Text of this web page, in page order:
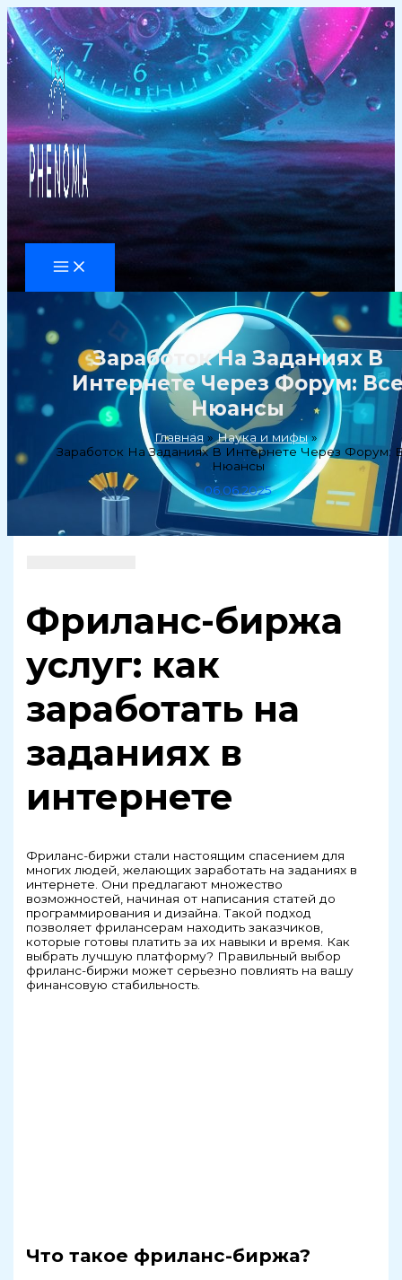
Перейти
к
содержимому
Заработок На Заданиях В
Интернете Через Форум:
Нюансы
Главная
Наука и мифы
Заработок На Заданиях В Интернете Через Форум:
Нюансы
06.06.2025
Фриланс-биржа
услуг: как
заработать на
заданиях в
интернете
Фриланс-биржи стали настоящим спасением для
многих людей, желающих заработать на заданиях в
интернете. Они предлагают множество
возможностей, начиная от написания статей до
программирования и дизайна. Такой подход
позволяет фрилансерам находить заказчиков,
которые готовы платить за их навыки и время. Как
выбрать лучшую платформу? Правильный выбор
фриланс-биржи может серьезно повлиять на вашу
финансовую стабильность.
Что такое фриланс-биржа?